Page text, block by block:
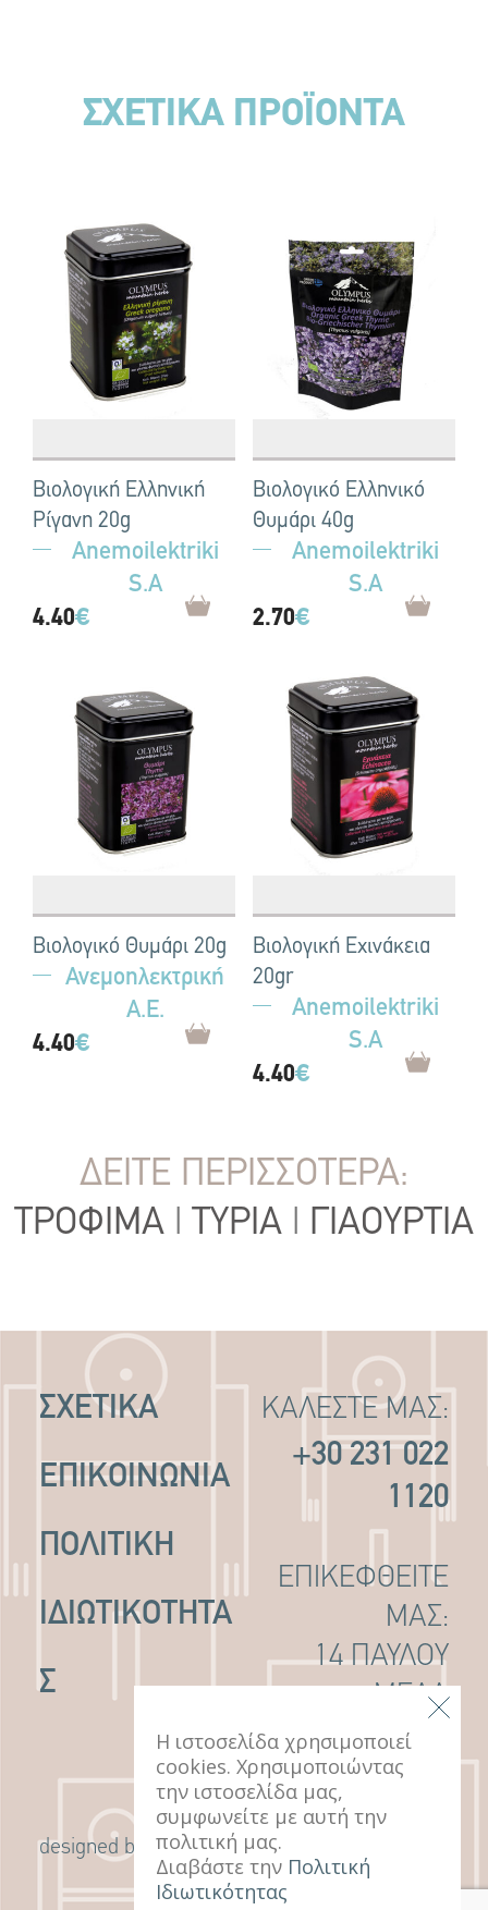
ΣΧΕΤΙΚΑ ΠΡΟΪΟΝΤΑ
Βιολογική Ελληνική
Ρίγανη 20g
Anemoilektriki
S.A
4.40€
Βιολογικό Ελληνικό
Θυμάρι 40g
Anemoilektriki
S.A
2.70€
Βιολογικό Θυμάρι 20g
Ανεμοηλεκτρική
Α.Ε.
4.40€
Βιολογική Εχινάκεια
20gr
Anemoilektriki
S.A
4.40€
ΔΕΙΤΕ ΠΕΡΙΣΣΟΤΕΡΑ:
ΤΡΟΦΙΜΑ | ΤΥΡΙΑ | ΓΙΑΟΥΡΤΙΑ
ΣΧΕΤΙΚΑ
ΕΠΙΚΟΙΝΩΝΙΑ
ΠΟΛΙΤΙΚΉ
ΙΔΙΩΤΙΚΌΤΗΤΑ
Σ
ΚΑΛΕΣΤΕ ΜΑΣ:
+30 231 022
1120
ΕΠΙΚΕΦΘΕΙΤΕ
ΜΑΣ:
14 ΠΑΥΛΟΥ
ΜΕΛΑ
ΘΕΣΣΑΛΟΝΙΚΗ,
546 22
designed by G Design Studio
Η ιστοσελίδα χρησιμοποιεί
cookies. Χρησιμοποιώντας
την ιστοσελίδα μας,
συμφωνείτε με αυτή την
πολιτική μας.
Διαβάστε την Πολιτική
Ιδιωτικότητας